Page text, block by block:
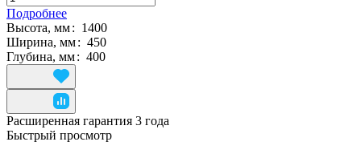
Подробнее
Высота, мм: 1400
Ширина, мм: 450
Глубина, мм: 400
Расширенная гарантия 3 года
Быстрый просмотр